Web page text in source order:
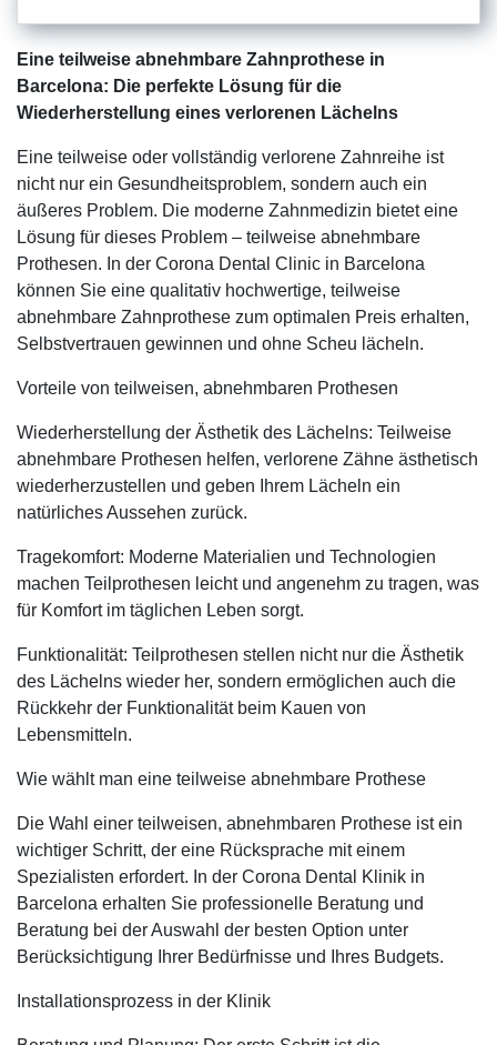
Eine teilweise abnehmbare Zahnprothese in
Barcelona: Die perfekte Lösung für die
Wiederherstellung eines verlorenen Lächelns
Eine teilweise oder vollständig verlorene Zahnreihe ist
nicht nur ein Gesundheitsproblem, sondern auch ein
äußeres Problem. Die moderne Zahnmedizin bietet eine
Lösung für dieses Problem – teilweise abnehmbare
Prothesen. In der Corona Dental Clinic in Barcelona
können Sie eine qualitativ hochwertige, teilweise
abnehmbare Zahnprothese zum optimalen Preis erhalten,
Selbstvertrauen gewinnen und ohne Scheu lächeln.
Vorteile von teilweisen, abnehmbaren Prothesen
Wiederherstellung der Ästhetik des Lächelns: Teilweise
abnehmbare Prothesen helfen, verlorene Zähne ästhetisch
wiederherzustellen und geben Ihrem Lächeln ein
natürliches Aussehen zurück.
Tragekomfort: Moderne Materialien und Technologien
machen Teilprothesen leicht und angenehm zu tragen, was
für Komfort im täglichen Leben sorgt.
Funktionalität: Teilprothesen stellen nicht nur die Ästhetik
des Lächelns wieder her, sondern ermöglichen auch die
Rückkehr der Funktionalität beim Kauen von
Lebensmitteln.
Wie wählt man eine teilweise abnehmbare Prothese
Die Wahl einer teilweisen, abnehmbaren Prothese ist ein
wichtiger Schritt, der eine Rücksprache mit einem
Spezialisten erfordert. In der Corona Dental Klinik in
Barcelona erhalten Sie professionelle Beratung und
Beratung bei der Auswahl der besten Option unter
Berücksichtigung Ihrer Bedürfnisse und Ihres Budgets.
Installationsprozess in der Klinik